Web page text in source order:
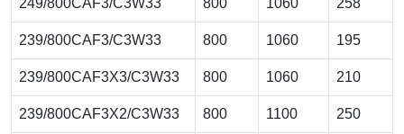
249/800CAF3/C3W33 800 1060 258
239/800CAF3/C3W33 800 1060 195
239/800CAF3X3/C3W33 800 1060 210
239/800CAF3X2/C3W33 800 1100 250